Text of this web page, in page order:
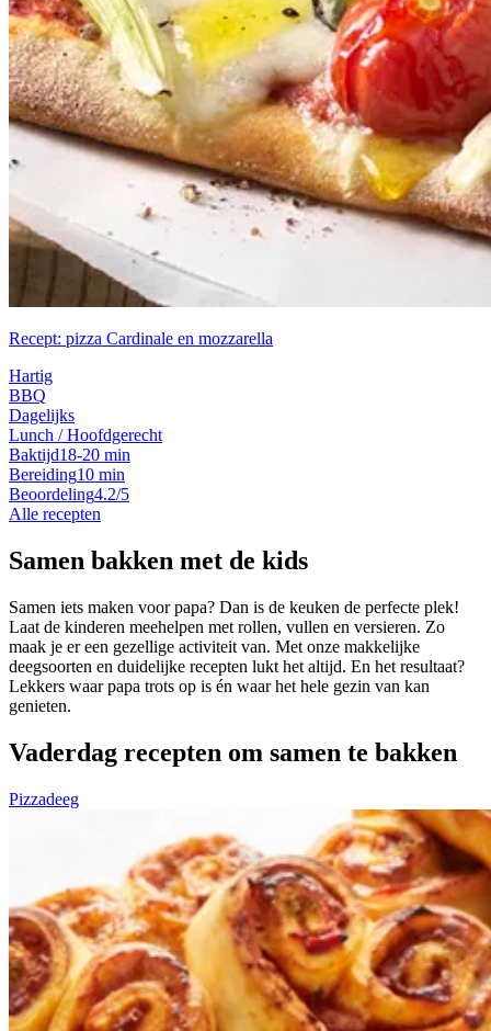
Recept: pizza Cardinale en mozzarella
Hartig
BBQ
Dagelijks
Lunch / Hoofdgerecht
Baktijd18-20 min
Bereiding10 min
Beoordeling4.2/5
Alle recepten
Samen bakken met de kids
Samen iets maken voor papa? Dan is de keuken de perfecte plek!
Laat de kinderen meehelpen met rollen, vullen en versieren. Zo
maak je er een gezellige activiteit van. Met onze makkelijke
deegsoorten en duidelijke recepten lukt het altijd. En het resultaat?
Lekkers waar papa trots op is én waar het hele gezin van kan
genieten.
Vaderdag recepten om samen te bakken
Pizzadeeg